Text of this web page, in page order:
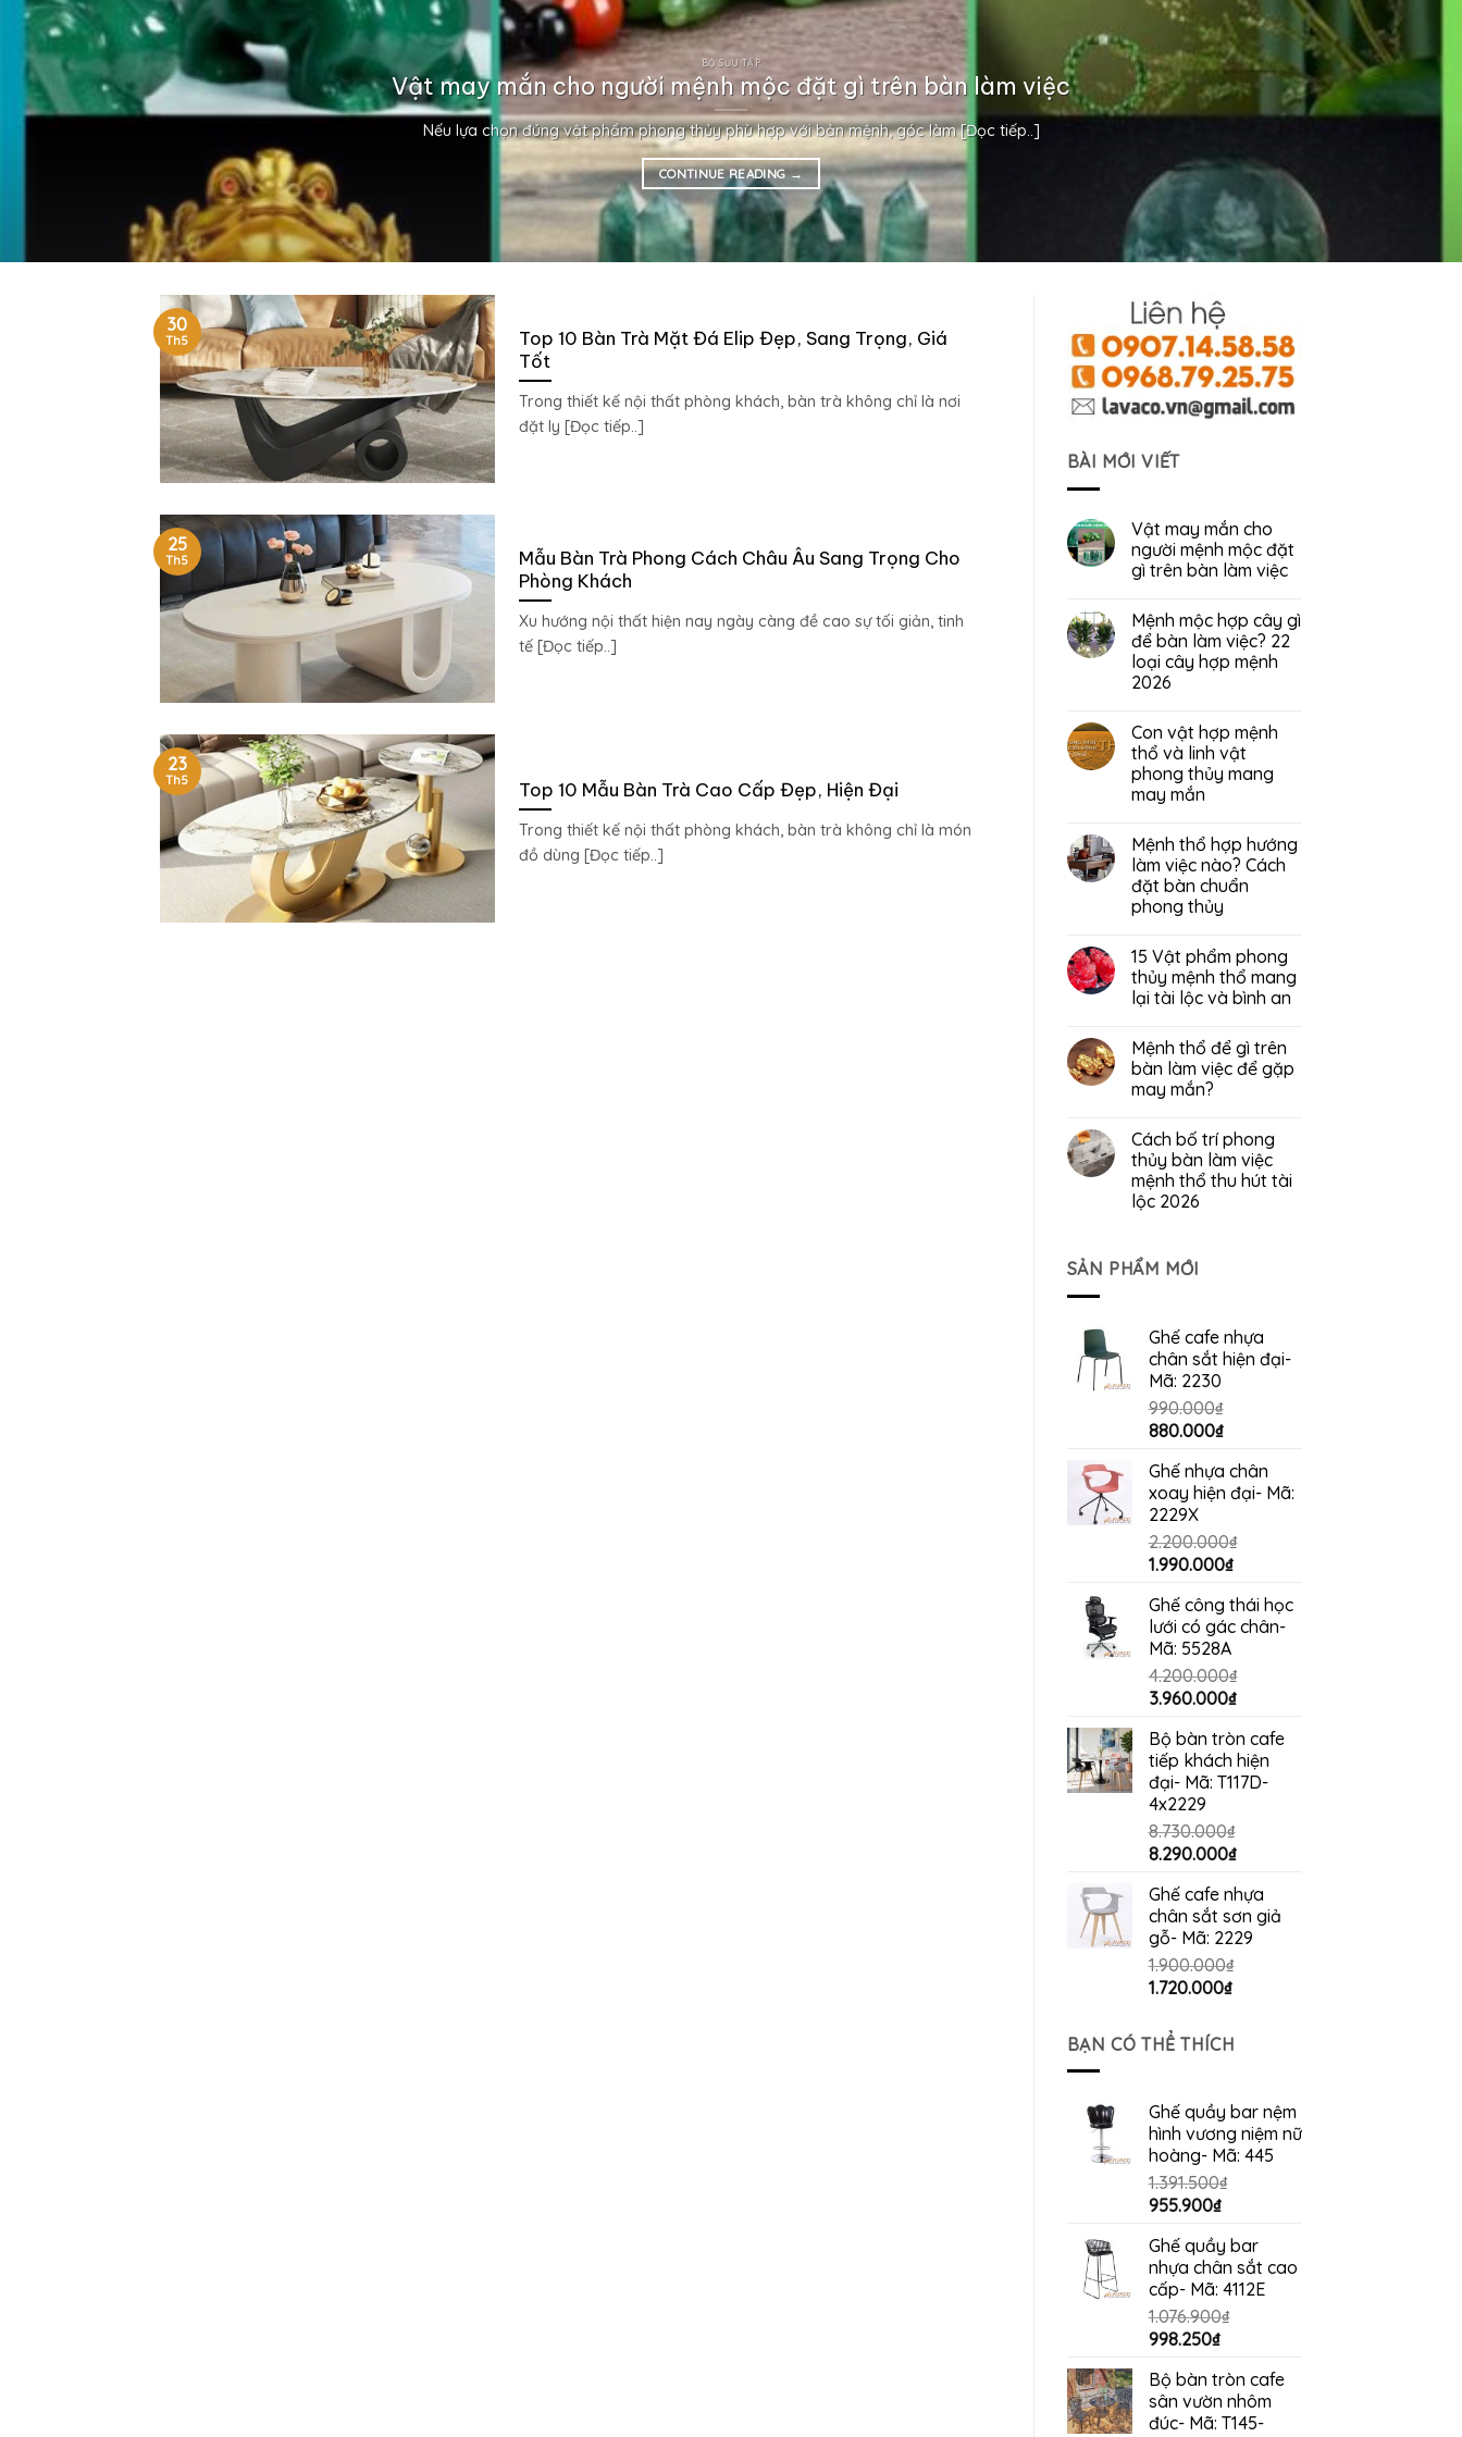
BỘ SƯU TẬP
Vật may mắn cho người mệnh mộc đặt gì trên bàn làm việc
Nếu lựa chọn đúng vật phẩm phong thủy phù hợp với bản mệnh, góc làm [Đọc tiếp..]
CONTINUE READING→
Top 10 Bàn Trà Mặt Đá Elip Đẹp, Sang Trọng, Giá
Tốt
Trong thiết kế nội thất phòng khách, bàn trà không chỉ là nơi
đặt ly [Đọc tiếp..]
30
Th5
Mẫu Bàn Trà Phong Cách Châu Âu Sang Trọng Cho
Phòng Khách
Xu hướng nội thất hiện nay ngày càng đề cao sự tối giản, tinh
tế [Đọc tiếp..]
25
Th5
Top 10 Mẫu Bàn Trà Cao Cấp Đẹp, Hiện Đại
Trong thiết kế nội thất phòng khách, bàn trà không chỉ là món
đồ dùng [Đọc tiếp..]
23
Th5
BÀI MỚI VIẾT
Vật may mắn cho
người mệnh mộc đặt
gì trên bàn làm việc
Mệnh mộc hợp cây gì
để bàn làm việc? 22
loại cây hợp mệnh
2026
Con vật hợp mệnh
thổ và linh vật
phong thủy mang
may mắn
Mệnh thổ hợp hướng
làm việc nào? Cách
đặt bàn chuẩn
phong thủy
15 Vật phẩm phong
thủy mệnh thổ mang
lại tài lộc và bình an
Mệnh thổ để gì trên
bàn làm việc để gặp
may mắn?
Cách bố trí phong
thủy bàn làm việc
mệnh thổ thu hút tài
lộc 2026
SẢN PHẨM MỚI
Ghế cafe nhựa
chân sắt hiện đại-
Mã: 2230
990.000₫
Giá
là:
990.000₫.
880.000₫Giá
tại
là:
Ghế nhựa chân
xoay hiện đại- Mã:
2229X
2.200.000₫
Giá
là:
2.200.000₫.
1.990.000₫Giá
tại
là:
Ghế công thái học
lưới có gác chân-
Mã: 5528A
4.200.000₫
Giá
là:
4.200.000₫.
3.960.000₫Giá
tại
là:
3.960.000₫.
Bộ bàn tròn cafe
tiếp khách hiện
đại- Mã: T117D-
4x2229
8.730.000₫
Giá
là:
8.730.000₫.
8.290.000₫Giá
tại
là:
8.290.000₫.
Ghế cafe nhựa
chân sắt sơn giả
gỗ- Mã: 2229
1.900.000₫
Giá
là:
1.900.000₫.
1.720.000₫Giá
tại
là:
BẠN CÓ THỂ THÍCH
Ghế quầy bar nệm
hình vương niệm nữ
hoàng- Mã: 445
1.391.500₫
Giá
là:
1.391.500₫.
955.900₫Giá
tại
là:
955.900₫.
Ghế quầy bar
nhựa chân sắt cao
cấp- Mã: 4112E
1.076.900₫
Giá
là:
1.076.900₫.
998.250₫Giá
tại
là:
998.250₫.
Bộ bàn tròn cafe
sân vườn nhôm
đúc- Mã: T145-